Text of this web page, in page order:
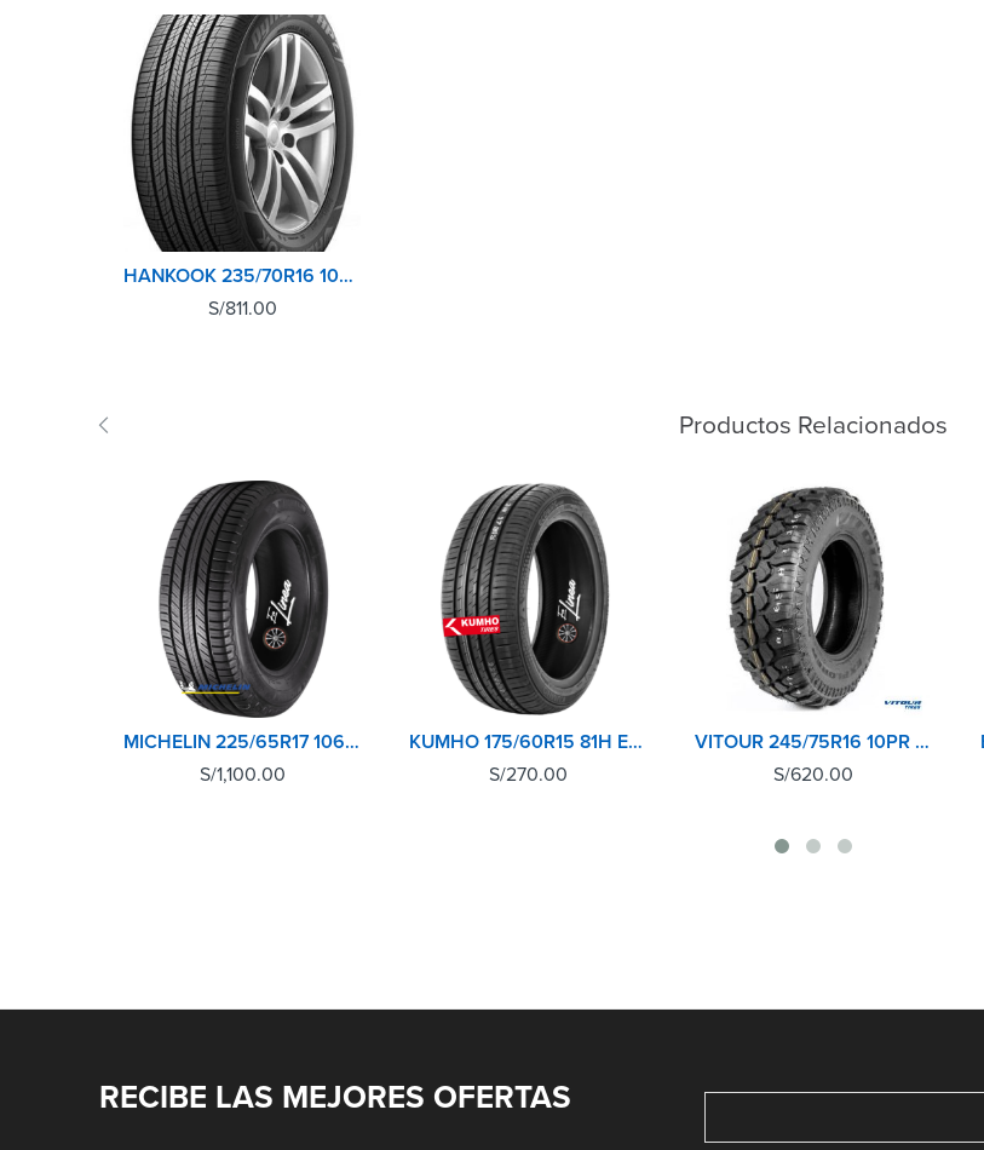
HANKOOK 235/70R16 104T XL RA33 DYNAPRO HP2
S/811.00
Productos Relacionados
MICHELIN 225/65R17 106H M+S PRIMACY SUV+ XL
S/1,100.00
KUMHO 175/60R15 81H ECOWING ES31 TL
S/270.00
VITOUR 245/75R16 10PR 120N EXPLORER MT
S/620.00
RECIBE LAS MEJORES OFERTAS